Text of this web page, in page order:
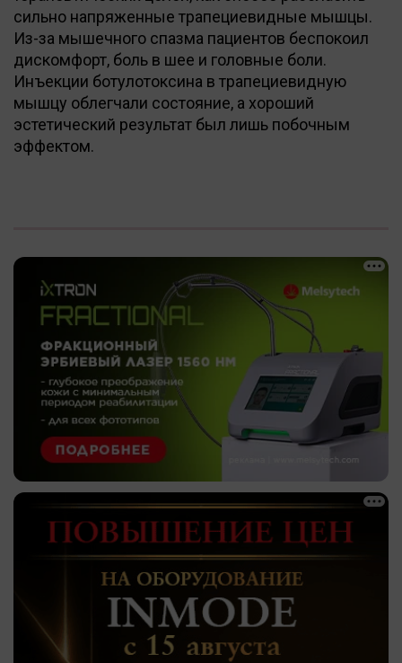
сильно напряженные трапециевидные мышцы.
Из-за мышечного спазма пациентов беспокоил
дискомфорт, боль в шее и головные боли.
Инъекции ботулотоксина в трапециевидную
мышцу облегчали состояние, а хороший
эстетический результат был лишь побочным
эффектом.